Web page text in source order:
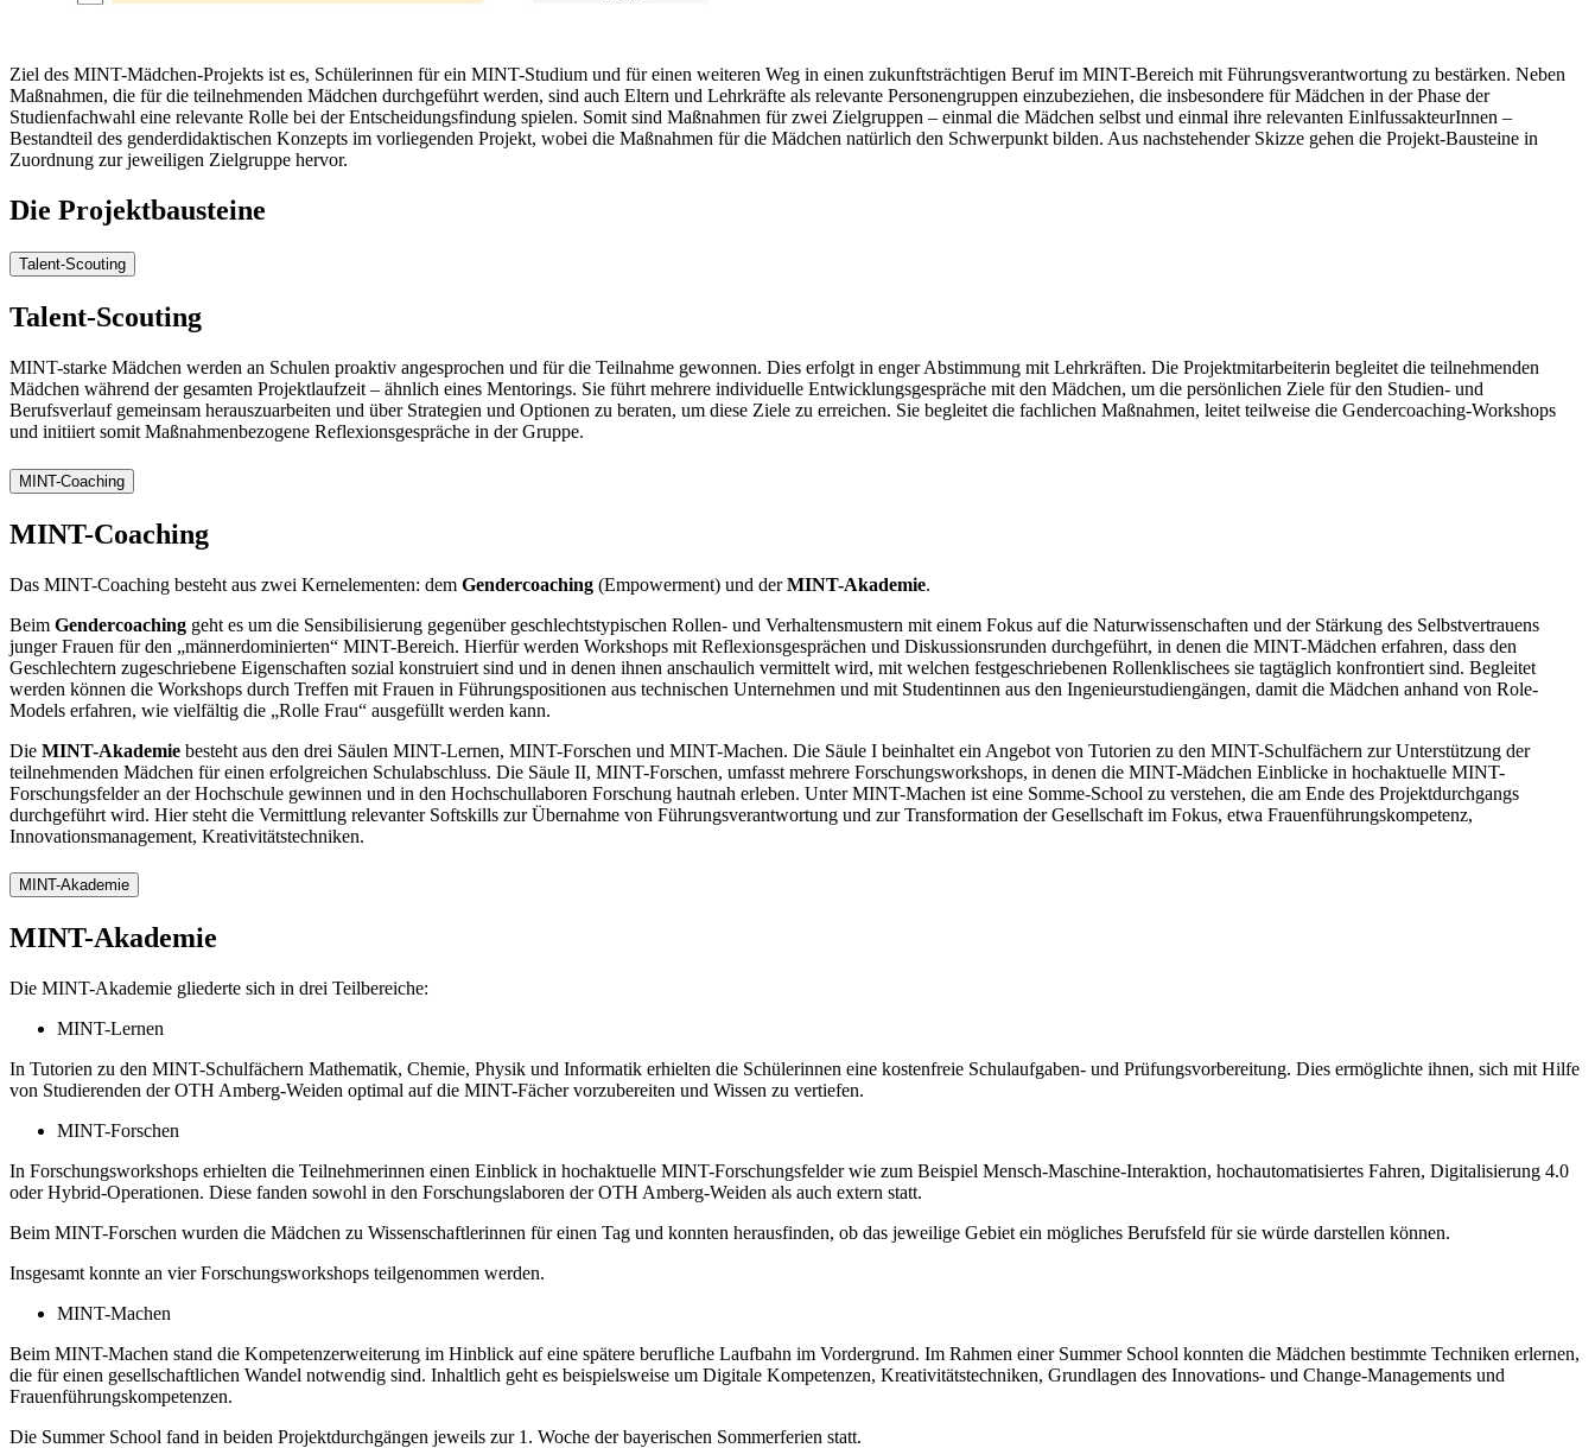
Ziel des MINT-Mädchen-Projekts ist es, Schülerinnen für ein MINT-Studium und für einen weiteren Weg in einen zukunftsträchtigen Beruf im MINT-Bereich mit Führungsverantwortung zu bestärken. Neben
Maßnahmen, die für die teilnehmenden Mädchen durchgeführt werden, sind auch Eltern und Lehrkräfte als relevante Personengruppen einzubeziehen, die insbesondere für Mädchen in der Phase der
Studienfachwahl eine relevante Rolle bei der Entscheidungsfindung spielen. Somit sind Maßnahmen für zwei Zielgruppen – einmal die Mädchen selbst und einmal ihre relevanten EinlfussakteurInnen –
Bestandteil des genderdidaktischen Konzepts im vorliegenden Projekt, wobei die Maßnahmen für die Mädchen natürlich den Schwerpunkt bilden. Aus nachstehender Skizze gehen die Projekt-Bausteine in
Zuordnung zur jeweiligen Zielgruppe hervor.
Die Projektbausteine
Talent-Scouting
Talent-Scouting
MINT-starke Mädchen werden an Schulen proaktiv angesprochen und für die Teilnahme gewonnen. Dies erfolgt in enger Abstimmung mit Lehrkräften. Die Projektmitarbeiterin begleitet die teilnehmenden
Mädchen während der gesamten Projektlaufzeit – ähnlich eines Mentorings. Sie führt mehrere individuelle Entwicklungsgespräche mit den Mädchen, um die persönlichen Ziele für den Studien- und
Berufsverlauf gemeinsam herauszuarbeiten und über Strategien und Optionen zu beraten, um diese Ziele zu erreichen. Sie begleitet die fachlichen Maßnahmen, leitet teilweise die Gendercoaching-Workshops
und initiiert somit Maßnahmenbezogene Reflexionsgespräche in der Gruppe.
MINT-Coaching
MINT-Coaching
Das MINT-Coaching besteht aus zwei Kernelementen: dem Gendercoaching (Empowerment) und derMINT-Akademie.
Beim Gendercoaching geht es um die Sensibilisierung gegenüber geschlechtstypischen Rollen- und Verhaltensmustern mit einem Fokus auf die Naturwissenschaften und der Stärkung des Selbstvertrauens
junger Frauen für den „männerdominierten“ MINT-Bereich. Hierfür werden Workshops mit Reflexionsgesprächen und Diskussionsrunden durchgeführt, in denen die MINT-Mädchen erfahren, dass den
Geschlechtern zugeschriebene Eigenschaften sozial konstruiert sind und in denen ihnen anschaulich vermittelt wird, mit welchen festgeschriebenen Rollenklischees sie tagtäglich konfrontiert sind. Begleitet
werden können die Workshops durch Treffen mit Frauen in Führungspositionen aus technischen Unternehmen und mit Studentinnen aus den Ingenieurstudiengängen, damit die Mädchen anhand von Role-
Models erfahren, wie vielfältig die „Rolle Frau“ ausgefüllt werden kann.
Die MINT-Akademie besteht aus den drei Säulen MINT-Lernen, MINT-Forschen und MINT-Machen. Die Säule I beinhaltet ein Angebot von Tutorien zu den MINT-Schulfächern zur Unterstützung der
teilnehmenden Mädchen für einen erfolgreichen Schulabschluss. Die Säule II, MINT-Forschen, umfasst mehrere Forschungsworkshops, in denen die MINT-Mädchen Einblicke in hochaktuelle MINT-
Forschungsfelder an der Hochschule gewinnen und in den Hochschullaboren Forschung hautnah erleben. Unter MINT-Machen ist eine Somme-School zu verstehen, die am Ende des Projektdurchgangs
durchgeführt wird. Hier steht die Vermittlung relevanter Softskills zur Übernahme von Führungsverantwortung und zur Transformation der Gesellschaft im Fokus, etwa Frauenführungskompetenz,
Innovationsmanagement, Kreativitätstechniken.
MINT-Akademie
MINT-Akademie
Die MINT-Akademie gliederte sich in drei Teilbereiche:
MINT-Lernen
In Tutorien zu den MINT-Schulfächern Mathematik, Chemie, Physik und Informatik erhielten die Schülerinnen eine kostenfreie Schulaufgaben- und Prüfungsvorbereitung. Dies ermöglichte ihnen, sich mit Hilfe
von Studierenden der OTH Amberg-Weiden optimal auf die MINT-Fächer vorzubereiten und Wissen zu vertiefen.
MINT-Forschen
In Forschungsworkshops erhielten die Teilnehmerinnen einen Einblick in hochaktuelle MINT-Forschungsfelder wie zum Beispiel Mensch-Maschine-Interaktion, hochautomatisiertes Fahren, Digitalisierung 4.0
oder Hybrid-Operationen. Diese fanden sowohl in den Forschungslaboren der OTH Amberg-Weiden als auch extern statt.
Beim MINT-Forschen wurden die Mädchen zu Wissenschaftlerinnen für einen Tag und konnten herausfinden, ob das jeweilige Gebiet ein mögliches Berufsfeld für sie würde darstellen können.
Insgesamt konnte an vier Forschungsworkshops teilgenommen werden.
MINT-Machen
Beim MINT-Machen stand die Kompetenzerweiterung im Hinblick auf eine spätere berufliche Laufbahn im Vordergrund. Im Rahmen einer Summer School konnten die Mädchen bestimmte Techniken erlernen,
die für einen gesellschaftlichen Wandel notwendig sind. Inhaltlich geht es beispielsweise um Digitale Kompetenzen, Kreativitätstechniken, Grundlagen des Innovations- und Change-Managements und
Frauenführungskompetenzen.
Die Summer School fand in beiden Projektdurchgängen jeweils zur 1. Woche der bayerischen Sommerferien statt.